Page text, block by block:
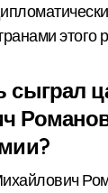
этого
сыграл